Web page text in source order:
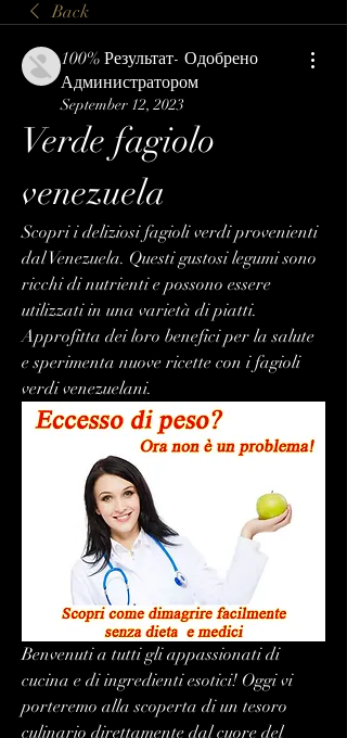
Back
100% Результат- Одобрено
Администратором
September 12, 2023
Verde fagiolo
venezuela
Scopri i deliziosi fagioli verdi provenienti
dal Venezuela. Questi gustosi legumi sono
ricchi di nutrienti e possono essere
utilizzati in una varietà di piatti.
Approfitta dei loro benefici per la salute
e sperimenta nuove ricette con i fagioli
verdi venezuelani.
Benvenuti a tutti gli appassionati di
cucina e di ingredienti esotici! Oggi vi
porteremo alla scoperta di un tesoro
culinario direttamente dal cuore del